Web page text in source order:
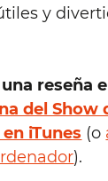
y
reseña
del Show
iTunes (o
).